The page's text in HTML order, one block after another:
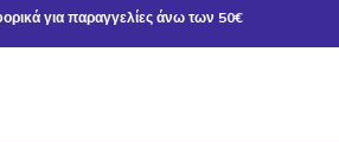
για παραγγελίες άνω των 50€